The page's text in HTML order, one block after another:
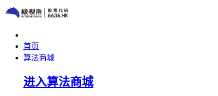
首页
算法商城
进入算法商城